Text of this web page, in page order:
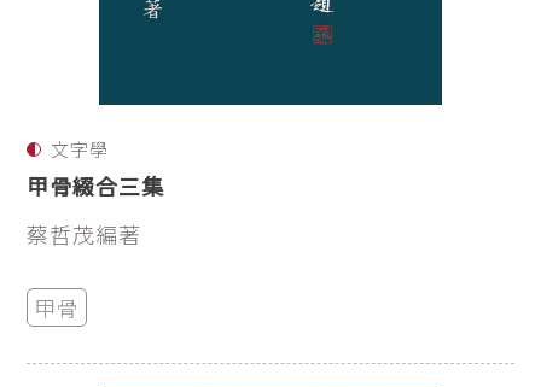
文字學
甲骨綴合三集
蔡哲茂編著
甲骨